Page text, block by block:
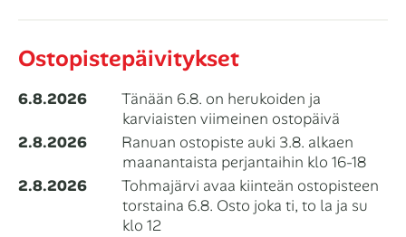
Ostopistepäivitykset
6.8.2026
Tänään 6.8. on herukoiden ja
karviaisten viimeinen ostopäivä
2.8.2026
Ranuan ostopiste auki 3.8. alkaen
maanantaista perjantaihin klo 16-18
2.8.2026
Tohmajärvi avaa kiinteän ostopisteen
torstaina 6.8. Osto joka ti, to la ja su
klo 12